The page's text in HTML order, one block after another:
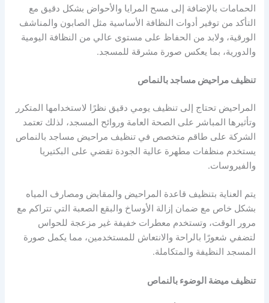
الحمامات بالإضافة إلى مسح المرايا والأحواض بشكل دقيق مع
التأكد من توفير أدوات النظافة الأساسية مثل الصابون والمناشف
الورقية، ولابد من الحفاظ على مستوى عالي من النظافة اليومية
والدورية، بما يعكس صورة مشرقة للمسجد.
تنظيف مراحيض مساجد بالنماص
المراحيض تحتاج إلى تنظيف يومي دقيق نظرًا لاستخدامها المتكرر
وتأثيرها المباشر على الصحة العامة وروائح المسجد، لذلك تعتمد
الشركة على طاقم متخصص في تنظيف مراحيض مساجد بالنماص
يستخدم منظفات مطهرة عالية الجودة تقضي على البكتيريا
والفيروسات.
يتم العناية بتنظيف قاعدة المراحيض والمقابض ومصارف المياه
بشكل خاص مع ضمان إزالة الأوساخ والبقع الصعبة التي تتراكم مع
مرور الوقت، وتستخدم معطرات خفيفة غير مزعجة للحواس
لتضفي شعورًا بالراحة والانتعاش للمستخدمين، مما يكمل صورة
المسجد النظيفة والمتكاملة.
تنظيف ميضة الوضوء بالنماص